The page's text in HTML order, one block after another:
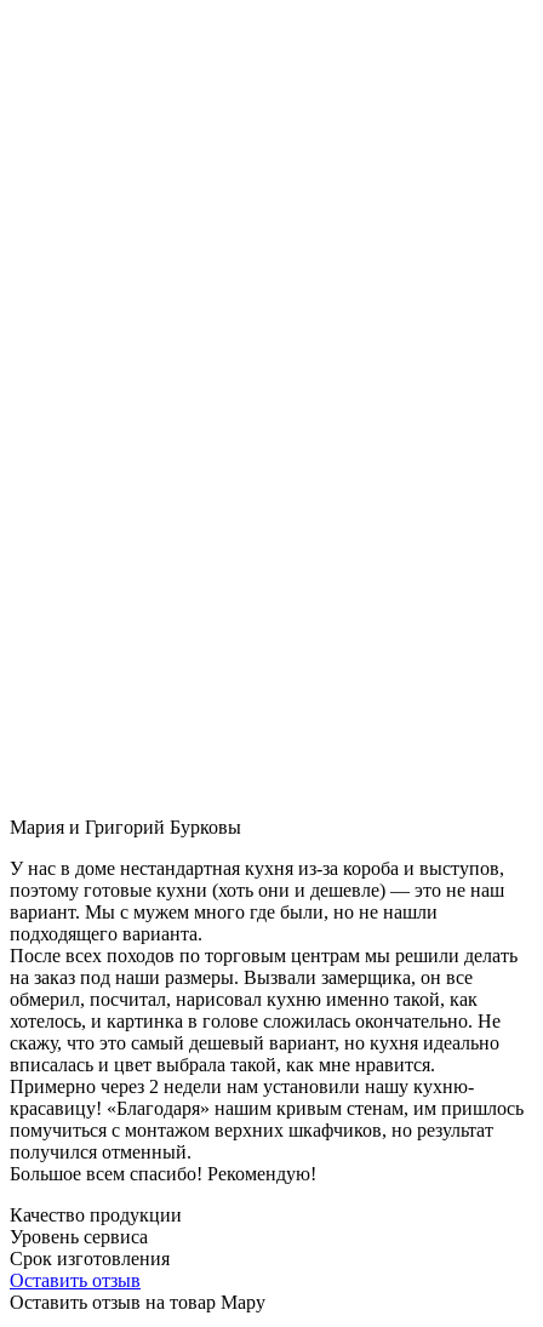
Мария и Григорий Бурковы
У нас в доме нестандартная кухня из-за короба и выступов,
поэтому готовые кухни (хоть они и дешевле) — это не наш
вариант. Мы с мужем много где были, но не нашли
подходящего варианта.
После всех походов по торговым центрам мы решили делать
на заказ под наши размеры. Вызвали замерщика, он все
обмерил, посчитал, нарисовал кухню именно такой, как
хотелось, и картинка в голове сложилась окончательно. Не
скажу, что это самый дешевый вариант, но кухня идеально
вписалась и цвет выбрала такой, как мне нравится.
Примерно через 2 недели нам установили нашу кухню-
красавицу! «Благодаря» нашим кривым стенам, им пришлось
помучиться с монтажом верхних шкафчиков, но результат
получился отменный.
Большое всем спасибо! Рекомендую!
Качество продукции
Уровень сервиса
Срок изготовления
Оставить отзыв
Оставить отзыв на товар Мару